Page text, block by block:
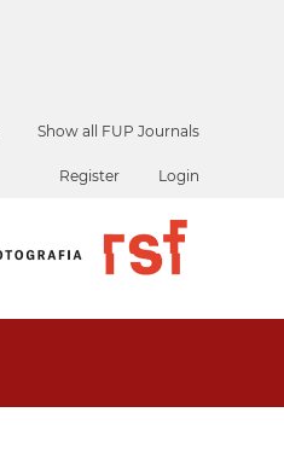
Show all FUP Journals
Register Login